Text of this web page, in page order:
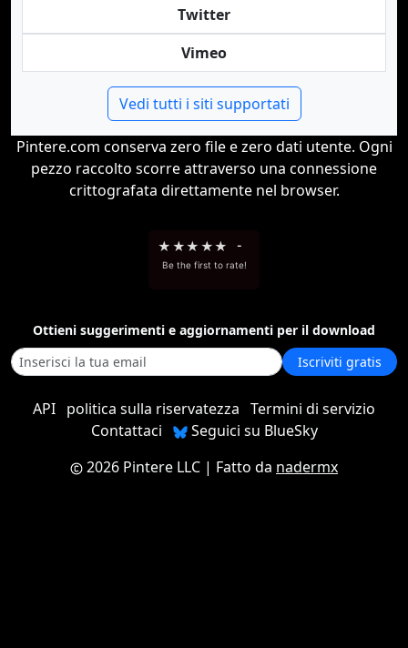
Twitter
Vimeo
Vedi tutti i siti supportati
Pintere.com conserva zero file e zero dati utente. Ogni
pezzo raccolto scorre attraverso una connessione
crittografata direttamente nel browser.
★ ★★ ★★ -
Be the first to rate!
Ottieni suggerimenti e aggiornamenti per il download
Iscriviti gratis
API politica sulla riservatezza Termini di servizio
Contattaci
Seguici su BlueSky
2026 Pintere LLC | Fatto da nadermx